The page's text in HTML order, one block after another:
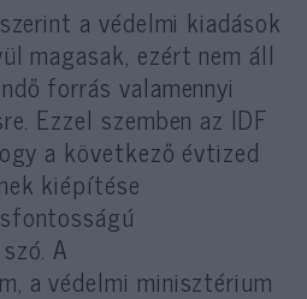
a védelmi kiadások
magasak, ezért nem áll
forrás valamennyi
Ezzel szemben az IDF
a következő évtized
kiépítése
A
a védelmi minisztérium